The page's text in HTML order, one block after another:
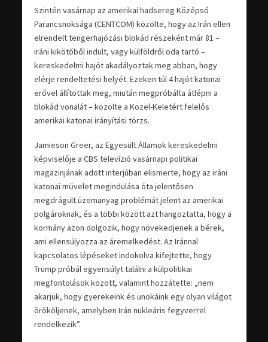
Szintén vasárnap az amerikai hadsereg Középső
Parancsnoksága (CENTCOM) közölte, hogy az Irán ellen
elrendelt tengerhajózási blokád részeként már 81 –
iráni kikötőből indult, vagy külföldről oda tartó –
kereskedelmi hajót akadályoztak meg abban, hogy
elérje rendeltetési helyét. Ezeken túl 4 hajót katonai
erővel állítottak meg, miután megpróbálta átlépni a
blokád vonalát – közölte a Közel-Keletért felelős
amerikai katonai irányítási törzs.
Jamieson Greer, az Egyesült Államok kereskedelmi
képviselője a CBS televízió vasárnapi politikai
magazinjának adott interjúban elismerte, hogy az iráni
katonai művelet megindulása óta jelentősen
megdrágult üzemanyag problémát jelent az amerikai
polgároknak, és a többi között azt hangoztatta, hogy a
kormány azon dolgozik, hogy növekedjenek a bérek,
ami ellensúlyozza az áremelkedést. Az Iránnal
kapcsolatos lépéseket indokolva kifejtette, hogy
Trump próbál egyensúlyt találni a külpolitikai
megfontolások között, valamint hozzátette: „nem
akarjuk, hogy gyerekeink és unokáink egy olyan világot
örököljenek, amelyben Irán nukleáris fegyverrel
rendelkezik”.